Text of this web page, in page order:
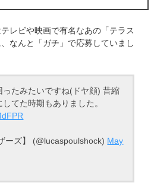
レビや映画で有名なあの「テラス
なんと「ガチ」で応募していまし
ったみたいですね(ドヤ顔) 昔縮
てた時期もありました。
ーズ】 (@lucaspoulshock) May